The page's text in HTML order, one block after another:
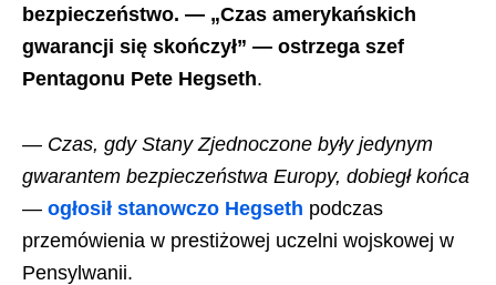
bezpieczeństwo. — „Czas amerykańskich
gwarancji się skończył” — ostrzega szef
Pentagonu Pete Hegseth.
— Czas, gdy Stany Zjednoczone były jedynym
gwarantem bezpieczeństwa Europy, dobiegł końca
— ogłosił stanowczo Hegseth podczas
przemówienia w prestiżowej uczelni wojskowej w
Pensylwanii.